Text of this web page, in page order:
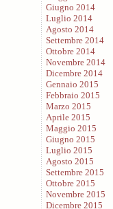
Giugno 2014
Luglio 2014
Agosto 2014
Settembre 2014
Ottobre 2014
Novembre 2014
Dicembre 2014
Gennaio 2015
Febbraio 2015
Marzo 2015
Aprile 2015
Maggio 2015
Giugno 2015
Luglio 2015
Agosto 2015
Settembre 2015
Ottobre 2015
Novembre 2015
Dicembre 2015